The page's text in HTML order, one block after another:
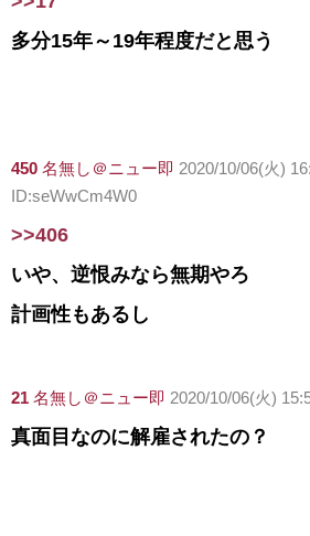
多分15年～19年程度だと思う
450 名無し＠ニュー即 2020/10/06(火)
ID:seWwCm4W0
>>406
いや、逆恨みなら無期やろ
計画性もあるし
21 名無し＠ニュー即 2020/10/06(火)
真面目なのに解雇されたの？